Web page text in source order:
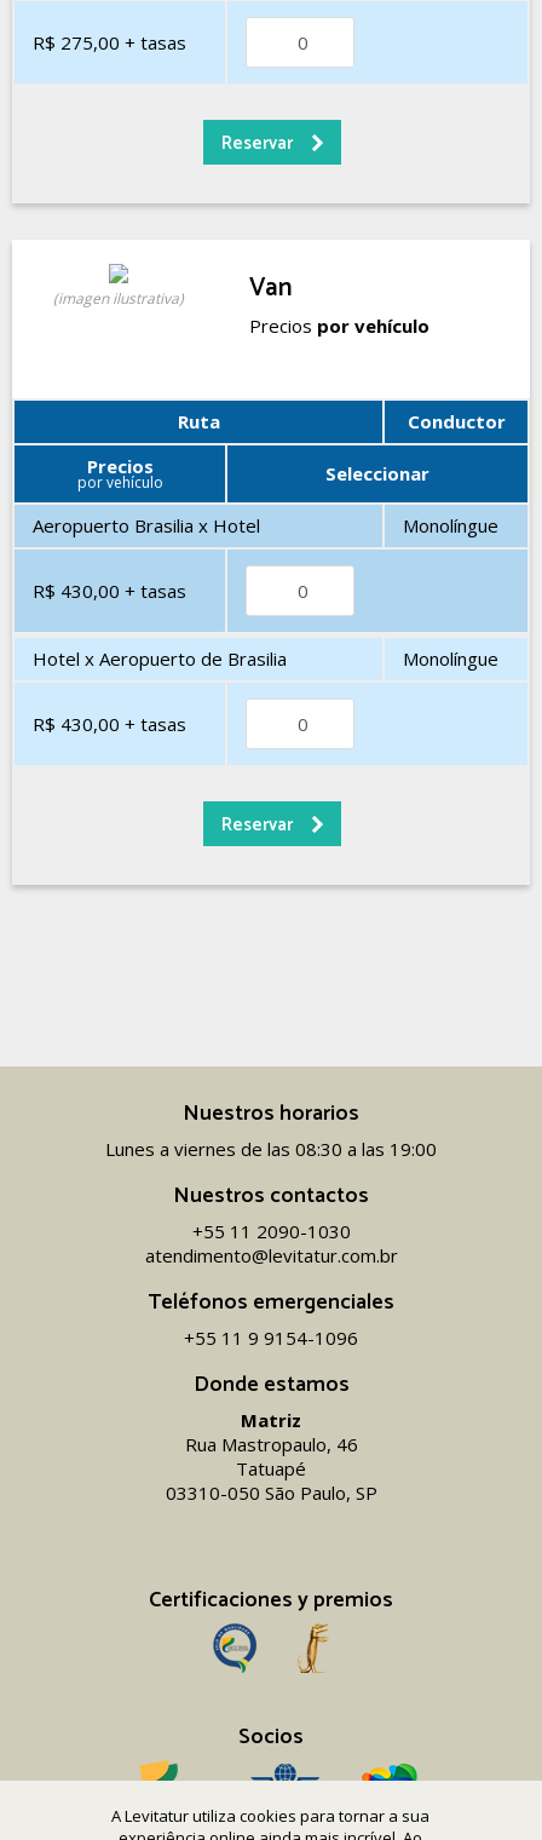
A Levitatur utiliza cookies para tornar a sua
R$ 275,00 + tasas
(imagen ilustrativa) Van
Precios por vehículo
Ruta
Conductor
Precios
por vehículo Seleccionar
Aeropuerto Brasilia x Hotel Monolíngue
R$ 430,00 + tasas
Hotel x Aeropuerto de Brasilia Monolíngue
R$ 430,00 + tasas
Donde estamos
Matriz
Rua Mastropaulo, 46
Tatuapé
03310-050 São Paulo, SP
Certificaciones y premios
Socios
Nuestros horarios
Lunes a viernes de las 08:30 a las 19:00
Nuestros contactos
+55 11 2090-1030
atendimento@levitatur.com.br
Teléfonos emergenciales
+55 11 9 9154-1096‬